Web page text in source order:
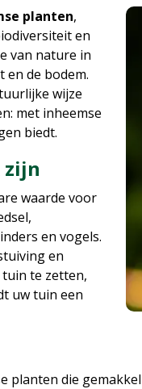
planten,
en
van nature in
en de bodem.
wijze
met inheemse
biedt.
zijn
waarde voor
en vogels.
en
te zetten,
uw tuin een
planten die